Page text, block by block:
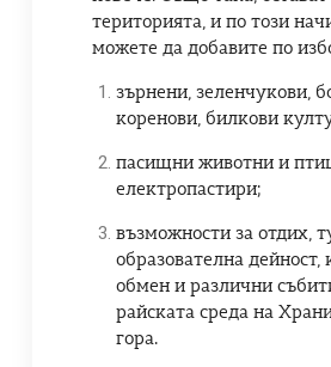
територията, и по този
можете да добавите по
зърнени, зеленчукови,
коренови, билкови
пасищни животни и
електропастири;
възможности за отдих,
образователна дейност,
обмен и различни
райската среда на
гора.